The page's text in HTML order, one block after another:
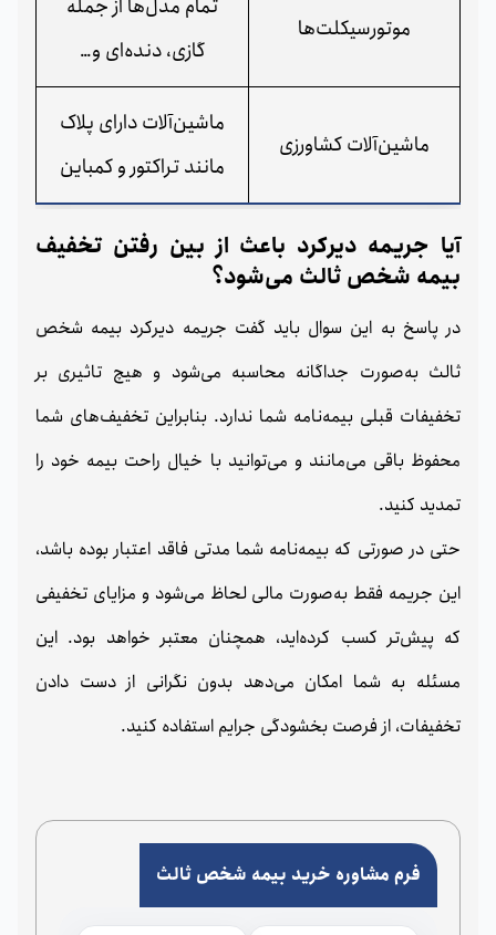
موتورسیکلت‌ها
تمام مدل‌ها از جمله
گازی، دنده‌ای و…
ماشین‌آلات کشاورزی
ماشین‌آلات دارای پلاک
مانند تراکتور و کمباین
آیا جریمه دیرکرد باعث از بین رفتن تخفیف
بیمه شخص ثالث می‌شود؟
در پاسخ به این سوال باید گفت جریمه دیرکرد بیمه شخص
ثالث به‌صورت جداگانه محاسبه می‌شود و هیچ تاثیری بر
تخفیفات قبلی بیمه‌نامه شما ندارد. بنابراین تخفیف‌های شما
محفوظ باقی می‌مانند و می‌توانید با خیال راحت بیمه خود را
تمدید کنید.
حتی در صورتی که بیمه‌نامه شما مدتی فاقد اعتبار بوده باشد،
این جریمه فقط به‌صورت مالی لحاظ می‌شود و مزایای تخفیفی
که پیش‌تر کسب کرده‌اید، همچنان معتبر خواهد بود. این
مسئله به شما امکان می‌دهد بدون نگرانی از دست دادن
تخفیفات، از فرصت بخشودگی جرایم استفاده کنید.
فرم مشاوره خرید بیمه شخص ثالث